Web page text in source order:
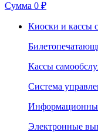
Сумма 0 ₽
Киоски и кассы
Кассы
Система
Электронные